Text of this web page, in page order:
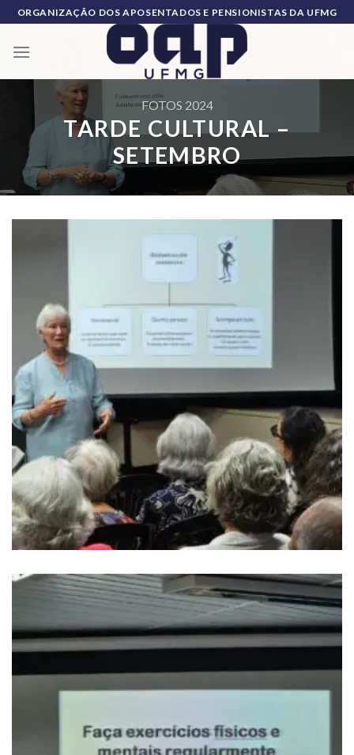
Skip
to
content
ORGANIZAÇÃO DOS APOSENTADOS E PENSIONISTAS DA UFMG
FOTOS 2024
TARDE CULTURAL –
SETEMBRO